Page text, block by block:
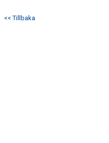
<< Tillbaka